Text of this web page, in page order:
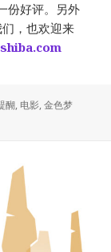
份好评。另外
，也欢迎来
醐, 电影,金色梦
类英雄故事，奔跑吧活